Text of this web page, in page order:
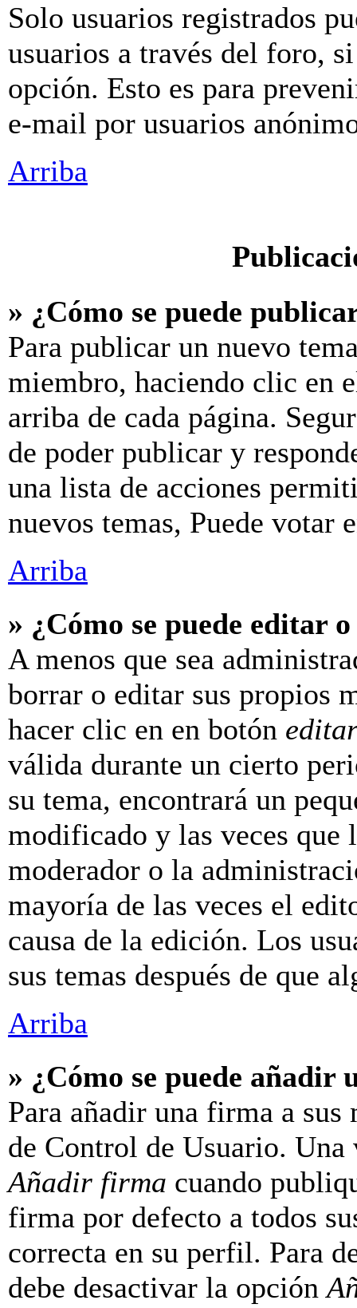
Solo usuarios registrados
usuarios a través del foro,
opción. Esto es para
e-mail por usuarios
Arriba
» ¿Cómo se puede
Para publicar un nuevo
miembro, haciendo clic en
arriba de cada página.
de poder publicar y
una lista de acciones
nuevos temas, Puede votar
Arriba
» ¿Cómo se puede editar
A menos que sea
borrar o editar sus propios
hacer clic en en botón
válida durante un cierto
su tema, encontrará un
modificado y las veces que
moderador o la
mayoría de las veces el
causa de la edición. Los
sus temas después de que
Arriba
» ¿Cómo se puede añadir
Para añadir una firma a sus
de Control de Usuario.
Añadir firma cuando
firma por defecto a todos
correcta en su perfil. Para
debe desactivar la opción